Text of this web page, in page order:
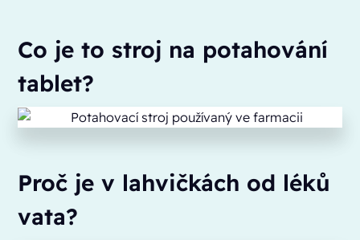
Co je to stroj na potahování
tablet?
Proč je v lahvičkách od léků
vata?